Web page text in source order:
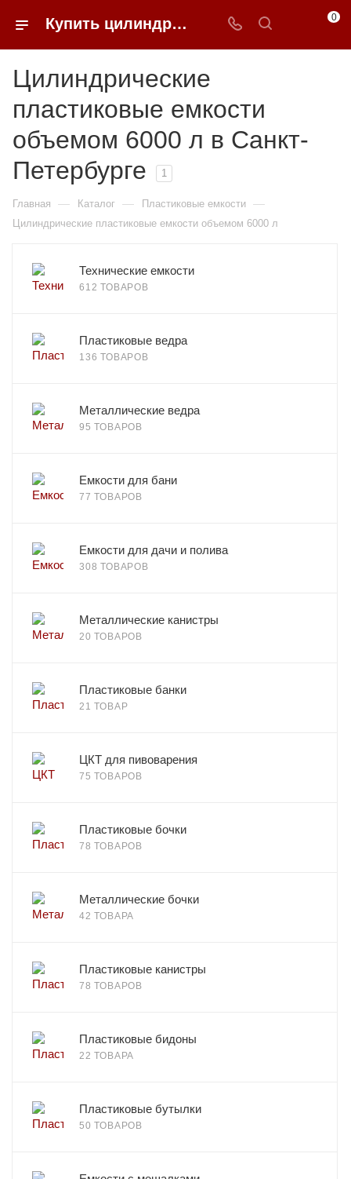
Купить цилиндрические пластиковые емкости объемом 6000 л в Санкт-Петербурге | 0FFER 0
Цилиндрические
пластиковые емкости
объемом 6000 л в Санкт-
Петербурге
1
Главная — Каталог — Пластиковые емкости —
Цилиндрические пластиковые емкости объемом 6000 л
Технические емкости
612 ТОВАРОВ
Пластиковые ведра
136 ТОВАРОВ
Металлические ведра
95 ТОВАРОВ
Емкости для бани
77 ТОВАРОВ
Емкости для дачи и полива
308 ТОВАРОВ
Металлические канистры
20 ТОВАРОВ
Пластиковые банки
21 ТОВАР
ЦКТ для пивоварения
75 ТОВАРОВ
Пластиковые бочки
78 ТОВАРОВ
Металлические бочки
42 ТОВАРА
Пластиковые канистры
78 ТОВАРОВ
Пластиковые бидоны
22 ТОВАРА
Пластиковые бутылки
50 ТОВАРОВ